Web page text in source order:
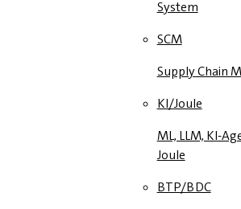
System
SCM
Supply Chain
KI/Joule
ML, LLM, KI-
Joule
BTP/BDC